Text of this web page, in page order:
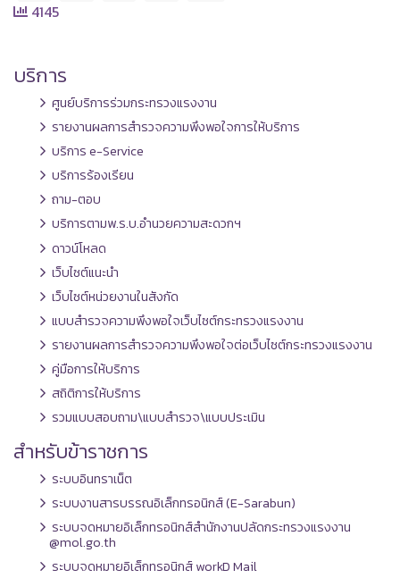
4145
บริการ
ศูนย์บริการร่วมกระทรวงแรงงาน
รายงานผลการสำรวจความพึงพอใจการให้บริการ
บริการ e-Service
บริการร้องเรียน
ถาม-ตอบ
บริการตามพ.ร.บ.อำนวยความสะดวกฯ
ดาวน์โหลด
เว็บไซต์แนะนำ
เว็บไซต์หน่วยงานในสังกัด
แบบสำรวจความพึงพอใจเว็บไซต์กระทรวงแรงงาน
รายงานผลการสำรวจความพึงพอใจต่อเว็บไซต์กระทรวงแรงงาน
คู่มือการให้บริการ
สถิติการให้บริการ
รวมแบบสอบถาม\แบบสำรวจ\แบบประเมิน
สำหรับข้าราชการ
ระบบอินทราเน็ต
ระบบงานสารบรรณอิเล็กทรอนิกส์ (E-Sarabun)
ระบบจดหมายอิเล็กทรอนิกส์สำนักงานปลัดกระทรวงแรงงาน
@mol.go.th
ระบบจดหมายอิเล็กทรอนิกส์ workD Mail